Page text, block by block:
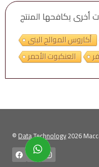
أخرى يكافحها المنتج
أكاروس الموالح البنى
العنكبوت الأحمر
©Data Technology2026